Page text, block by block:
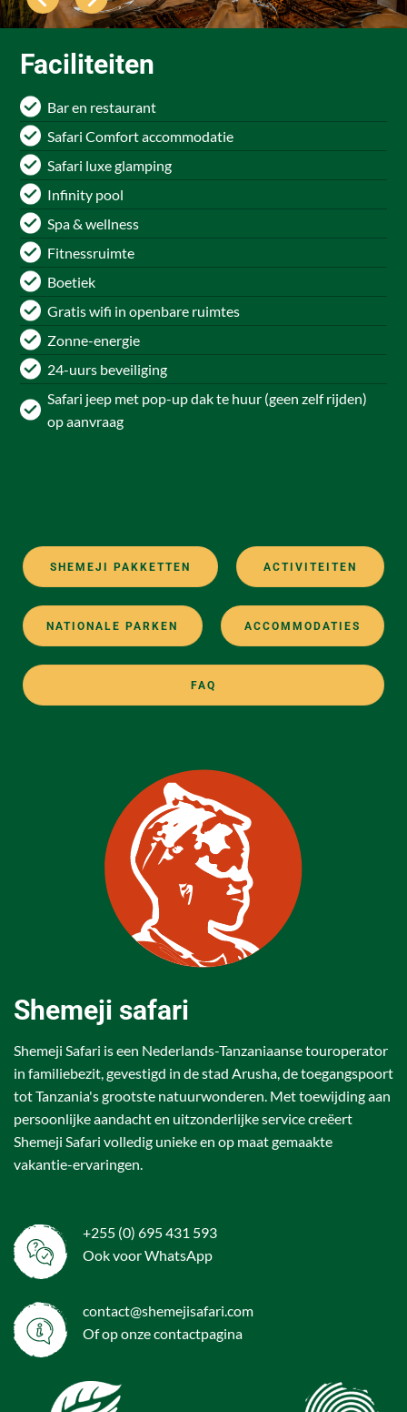
Faciliteiten
Bar en restaurant
Safari Comfort accommodatie
Safari luxe glamping
Infinity pool
Spa & wellness
Fitnessruimte
Boetiek
Gratis wifi in openbare ruimtes
Zonne-energie
24-uurs beveiliging
Safari jeep met pop-up dak te huur (geen zelf rijden)
op aanvraag
SHEMEJI PAKKETTEN ACTIVITEITEN
NATIONALE PARKEN ACCOMMODATIES
FAQ
Shemeji safari
Shemeji Safari is een Nederlands-Tanzaniaanse touroperator
in familiebezit, gevestigd in de stad Arusha, de toegangspoort
tot Tanzania's grootste natuurwonderen. Met toewijding aan
persoonlijke aandacht en uitzonderlijke service creëert
Shemeji Safari volledig unieke en op maat gemaakte
vakantie-ervaringen.
+255 (0) 695 431 593
Ook voor WhatsApp
contact@shemejisafari.com
Of op onzecontactpagina